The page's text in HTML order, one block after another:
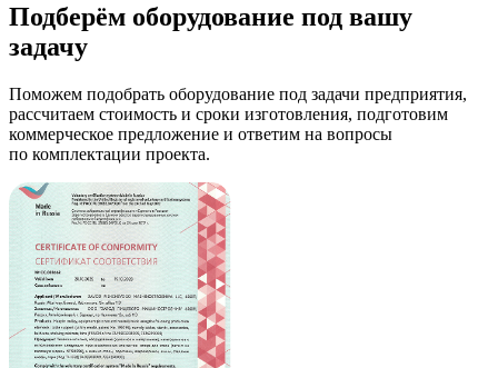
Подберём оборудование под вашу
задачу
Поможем подобрать оборудование под задачи предприятия,
рассчитаем стоимость и сроки изготовления, подготовим
коммерческое предложение и ответим на вопросы
по комплектации проекта.